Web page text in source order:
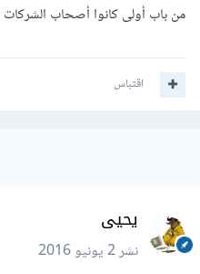
من باب أولى كانوا أصحاب
اقتباس
يحيى
نشر2 يونيو 2016